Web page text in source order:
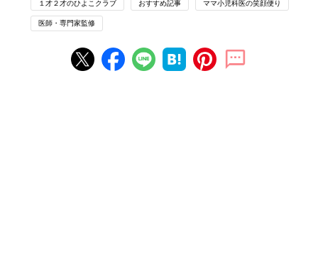
間が多かったわが家の3人の子どもたち。自宅で過ごす時間が長
い分、日中の活動量が減り、体重が増えたり、夜眠れなかった
にはいられませんでした。
１才２才のひよこクラブ おすすめ記事 ママ小児科医の笑顔便り
医師・専門家監修